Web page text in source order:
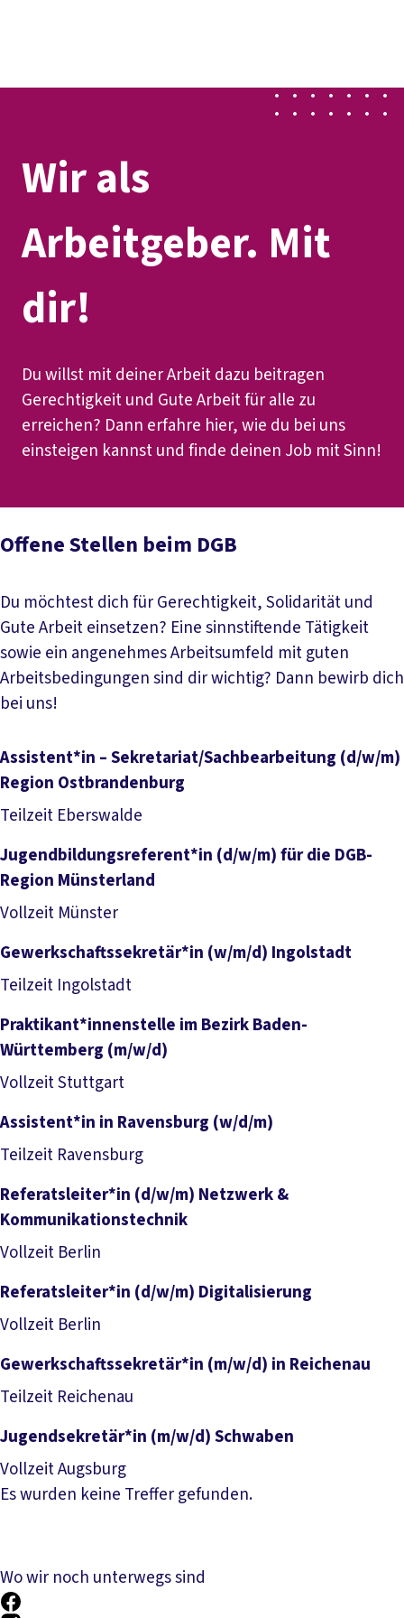
Service
Mitmachen
Wir als
Arbeitgeber. Mit
dir!
Du willst mit deiner Arbeit dazu beitragen
Gerechtigkeit und Gute Arbeit für alle zu
erreichen? Dann erfahre hier, wie du bei uns
einsteigen kannst und finde deinen Job mit Sinn!
Offene Stellen beim DGB
Du möchtest dich für Gerechtigkeit, Solidarität und
Gute Arbeit einsetzen? Eine sinnstiftende Tätigkeit
sowie ein angenehmes Arbeitsumfeld mit guten
Arbeitsbedingungen sind dir wichtig? Dann bewirb dich
bei uns!
Assistent*in – Sekretariat/Sachbearbeitung (d/w/m)
Region Ostbrandenburg
Teilzeit Eberswalde
Jugendbildungsreferent*in (d/w/m) für die DGB-
Region Münsterland
Vollzeit MünsterJob anzeigen
Gewerkschaftssekretär*in (w/m/d) Ingolstadt
Teilzeit IngolstadtJob anzeigen
Praktikant*innenstelle im Bezirk Baden-
Württemberg (m/w/d)
VollzeitStuttgartJob anzeigen
Assistent*in in Ravensburg (w/d/m)
Teilzeit RavensburgJob anzeigen
Referatsleiter*in (d/w/m) Netzwerk &
Kommunikationstechnik
Vollzeit Berlin
Referatsleiter*in (d/w/m) Digitalisierung
Vollzeit Berlin
Gewerkschaftssekretär*in (m/w/d) in Reichenau
Teilzeit Reichenau
Jugendsekretär*in (m/w/d) Schwaben
VollzeitAugsburgJob anzeigen
Es wurden keine Treffer gefunden.
Wo wir noch unterwegs sind